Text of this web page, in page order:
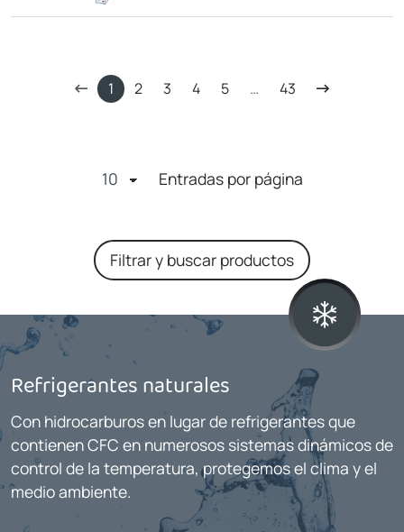
1 2 3 4 5 … 43
Entradas por página
Filtrar y buscar productos
Refrigerantes naturales
Con hidrocarburos en lugar de refrigerantes que
contienen CFC en numerosos sistemas dinámicos de
control de la temperatura, protegemos el clima y el
medio ambiente.